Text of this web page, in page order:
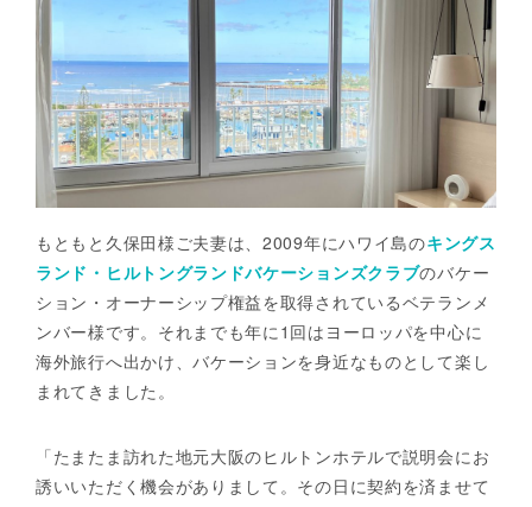
もともと久保田様ご夫妻は、2009年にハワイ島のキングス
ランド・ヒルトングランドバケーションズクラブのバケー
ション・オーナーシップ権益を取得されているベテランメ
ンバー様です。それまでも年に1回はヨーロッパを中心に
海外旅行へ出かけ、バケーションを身近なものとして楽し
まれてきました。
「たまたま訪れた地元大阪のヒルトンホテルで説明会にお
誘いいただく機会がありまして。その日に契約を済ませて